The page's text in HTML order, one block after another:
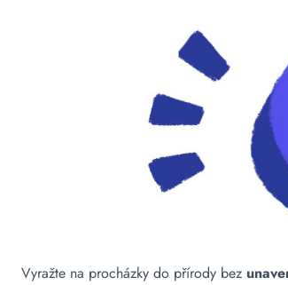
Vyražte na procházky do přírody bez